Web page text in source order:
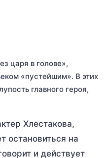
царя в голове»,
«пустейшим». В этих
главного героя,
Хлестакова,
остановиться на
и действует